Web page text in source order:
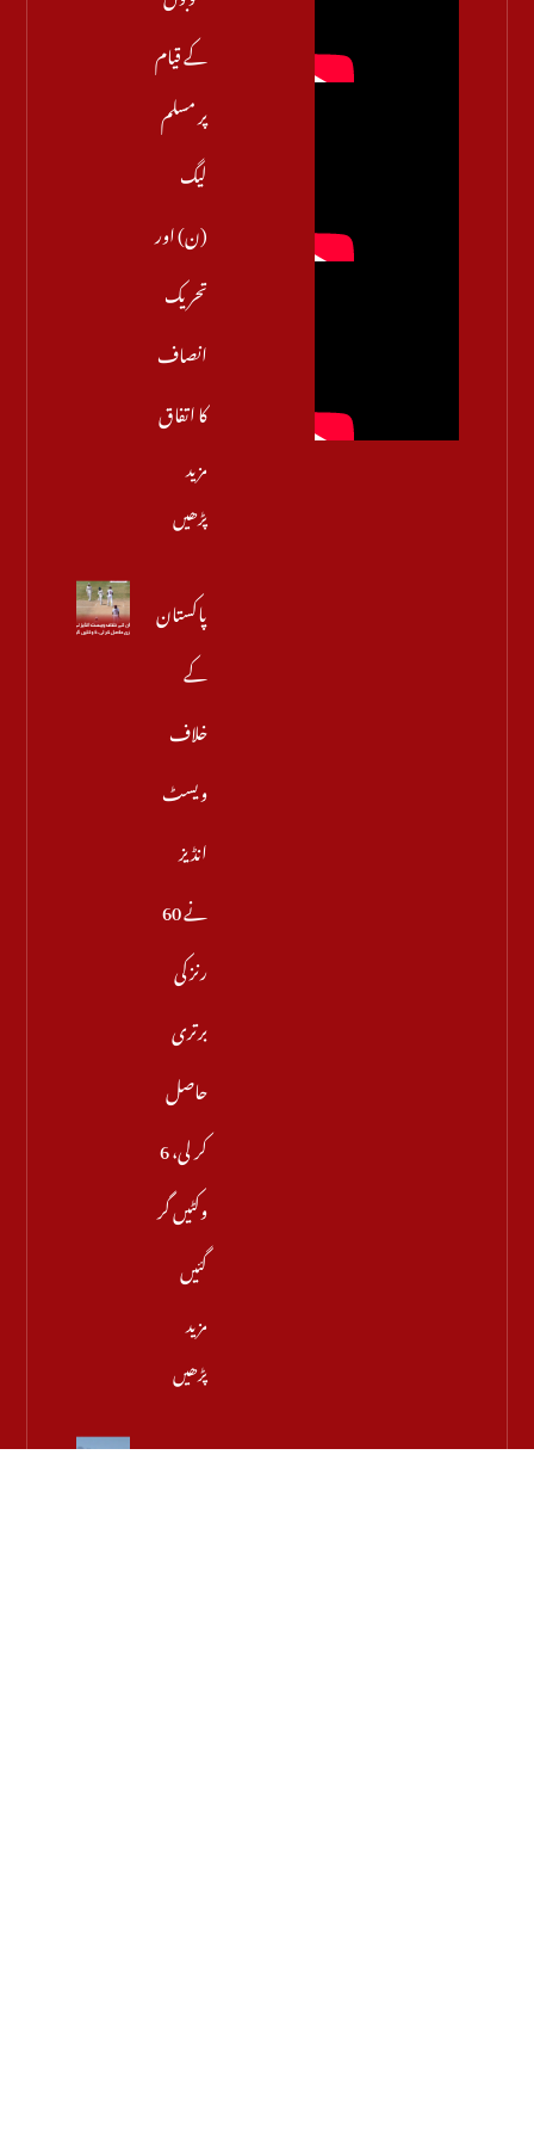
کے قیام
پر مسلم
لیگ
(ن) اور
تحریک
انصاف
کا اتفاق
مزید
پڑھیں
پاکستان
کے
خلاف
ویسٹ
انڈیز
نے 60
رنز کی
برتری
حاصل
کر لی، 6
وکٹیں گر
گئیں
مزید
پڑھیں